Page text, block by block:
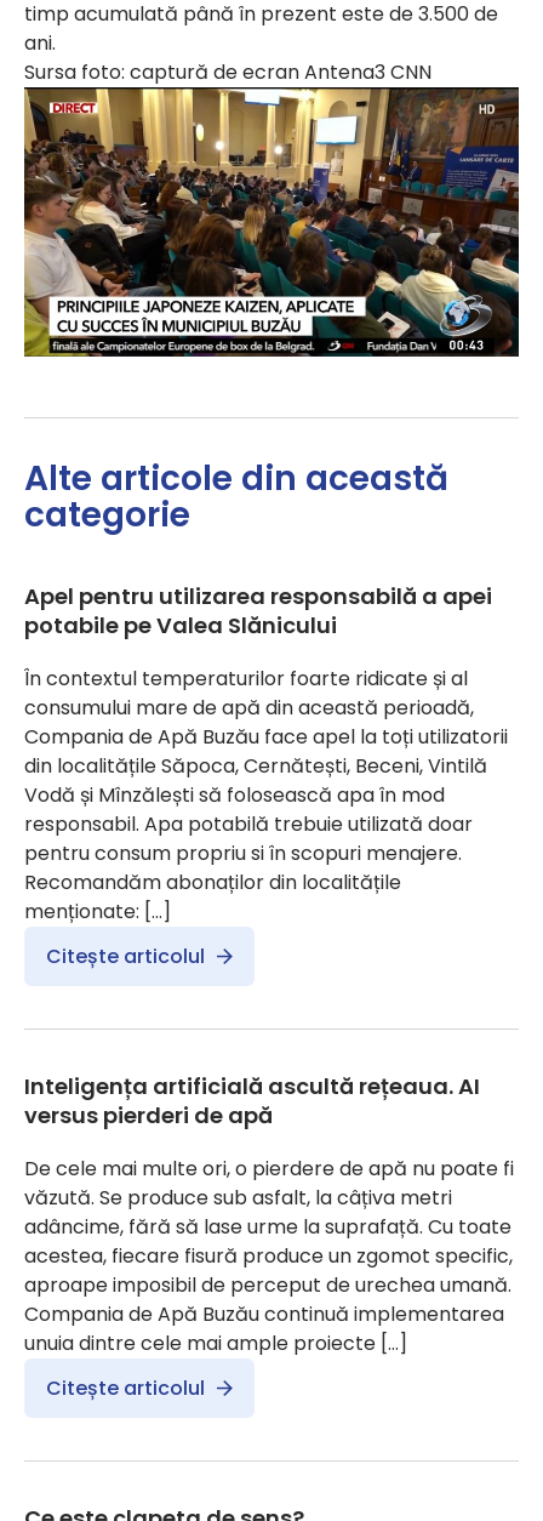
timp acumulată până în prezent este de 3.500 de
ani.
Sursa foto: captură de ecran Antena3 CNN
Alte articole din această
categorie
Apel pentru utilizarea responsabilă a apei
potabile pe Valea Slănicului
În contextul temperaturilor foarte ridicate și al
consumului mare de apă din această perioadă,
Compania de Apă Buzău face apel la toți utilizatorii
din localitățile Săpoca, Cernătești, Beceni, Vintilă
Vodă și Mînzălești să folosească apa în mod
responsabil. Apa potabilă trebuie utilizată doar
pentru consum propriu si în scopuri menajere.
Recomandăm abonaților din localitățile
menționate: […]
Citește articolul
Inteligența artificială ascultă rețeaua. AI
versus pierderi de apă
De cele mai multe ori, o pierdere de apă nu poate fi
văzută. Se produce sub asfalt, la câțiva metri
adâncime, fără să lase urme la suprafață. Cu toate
acestea, fiecare fisură produce un zgomot specific,
aproape imposibil de perceput de urechea umană.
Compania de Apă Buzău continuă implementarea
unuia dintre cele mai ample proiecte […]
Citește articolul